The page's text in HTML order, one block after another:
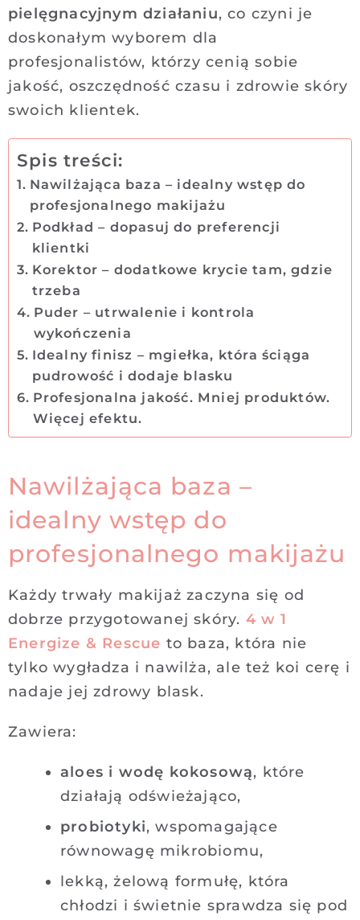
pielęgnacyjnym działaniu, co czyni je
doskonałym wyborem dla
profesjonalistów, którzy cenią sobie
jakość, oszczędność czasu i zdrowie skóry
swoich klientek.
Spis treści:
Nawilżająca baza – idealny wstęp do
profesjonalnego makijażu
Podkład – dopasuj do preferencji
klientki
Korektor – dodatkowe krycie tam, gdzie
trzeba
Puder – utrwalenie i kontrola
wykończenia
Idealny finisz – mgiełka, która ściąga
pudrowość i dodaje blasku
Profesjonalna jakość. Mniej produktów.
Więcej efektu.
Nawilżająca baza –
idealny wstęp do
profesjonalnego makijażu
Każdy trwały makijaż zaczyna się od
dobrze przygotowanej skóry. 4 w 1
Energize & Rescue to baza, która nie
tylko wygładza i nawilża, ale też koi cerę i
nadaje jej zdrowy blask.
Zawiera:
aloes i wodę kokosową, które
działają odświeżająco,
probiotyki, wspomagające
równowagę mikrobiomu,
lekką, żelową formułę, która
chłodzi i świetnie sprawdza się pod